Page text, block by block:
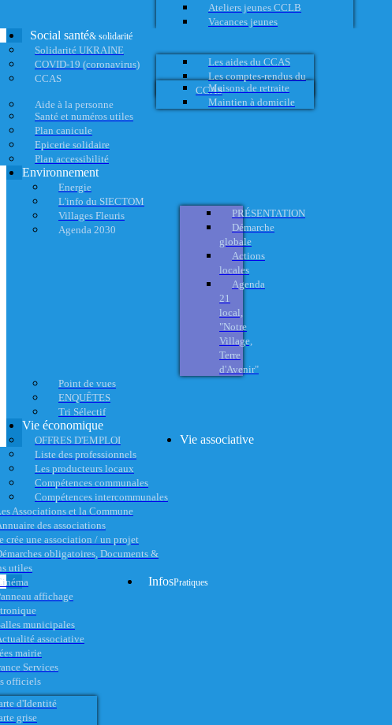
Ateliers jeunes CCLB
Vacances jeunes
Social santé& solidarité
Solidarité UKRAINE
COVID-19 (coronavirus)
CCAS
Les aides du CCAS
Les comptes-rendus du
CCAS
Aide à la personne
Maisons de retraite
Maintien à domicile
Santé et numéros utiles
Plan canicule
Epicerie solidaire
Plan accessibilité
Environnement
Energie
L'info du SIECTOM
Villages Fleuris
Agenda 2030
PRÉSENTATION
Démarche
globale
Actions
locales
Agenda
21
local,
"Notre
Village,
Terre
d'Avenir"
Point de vues
ENQUÊTES
Tri Sélectif
Vie économique
OFFRES D'EMPLOI
Liste des professionnels
Les producteurs locaux
Compétences communales
Compétences intercommunales
Vie associative
Associations et la Commune
des associations
crée une association / un projet
obligatoires, Documents &
utiles
affichage
municipales
associative
InfosPratiques
mairie
Services
officiels
d'Identité
grise